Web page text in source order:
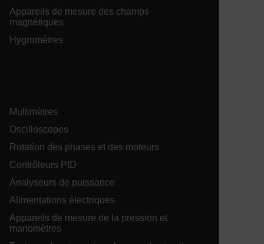
Appareils de mesure des champs
magnétiques
Hygromètres
Multimètres
Oscilloscopes
Rotation des phases et des moteurs
Contrôleurs PID
Analyseurs de puissance
Alimentations électriques
Appareils de mesure de la pression et
manomètres
EPiServer_Commerce_AnonymousId
E3SessionID